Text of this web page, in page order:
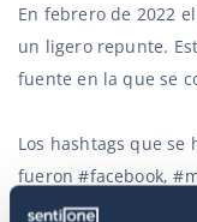
En febrero de 2022
un ligero repunte.
fuente en la que se
Los hashtags que
fueron #facebook,
keywords más